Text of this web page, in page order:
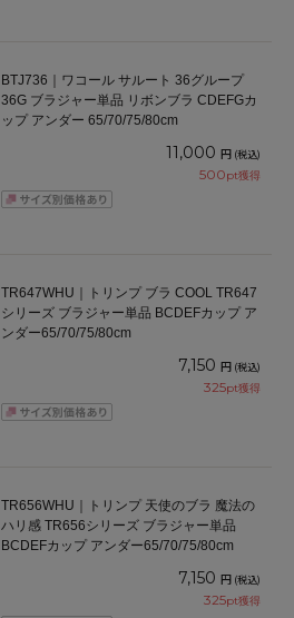
BTJ736｜ワコール サルート 36グループ
36G ブラジャー単品 リボンブラ CDEFGカ
ップ アンダー 65/70/75/80cm
11,000 円 (税込)
500pt獲得
TR647WHU｜トリンプ ブラ COOL TR647
シリーズ ブラジャー単品 BCDEFカップ ア
ンダー65/70/75/80cm
7,150 円 (税込)
325pt獲得
TR656WHU｜トリンプ 天使のブラ 魔法の
ハリ感 TR656シリーズ ブラジャー単品
BCDEFカップ アンダー65/70/75/80cm
7,150 円 (税込)
325pt獲得